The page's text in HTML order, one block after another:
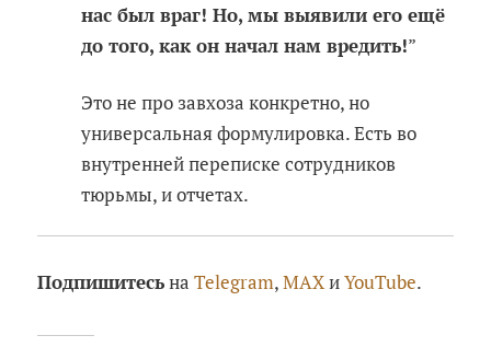
нас был враг! Но, мы выявили его ещё
до того, как он начал нам вредить!”
Это не про завхоза конкретно, но
универсальная формулировка. Есть во
внутренней переписке сотрудников
тюрьмы, и отчетах.
ПодпишитесьнаTelegram,MAXиYouTube.